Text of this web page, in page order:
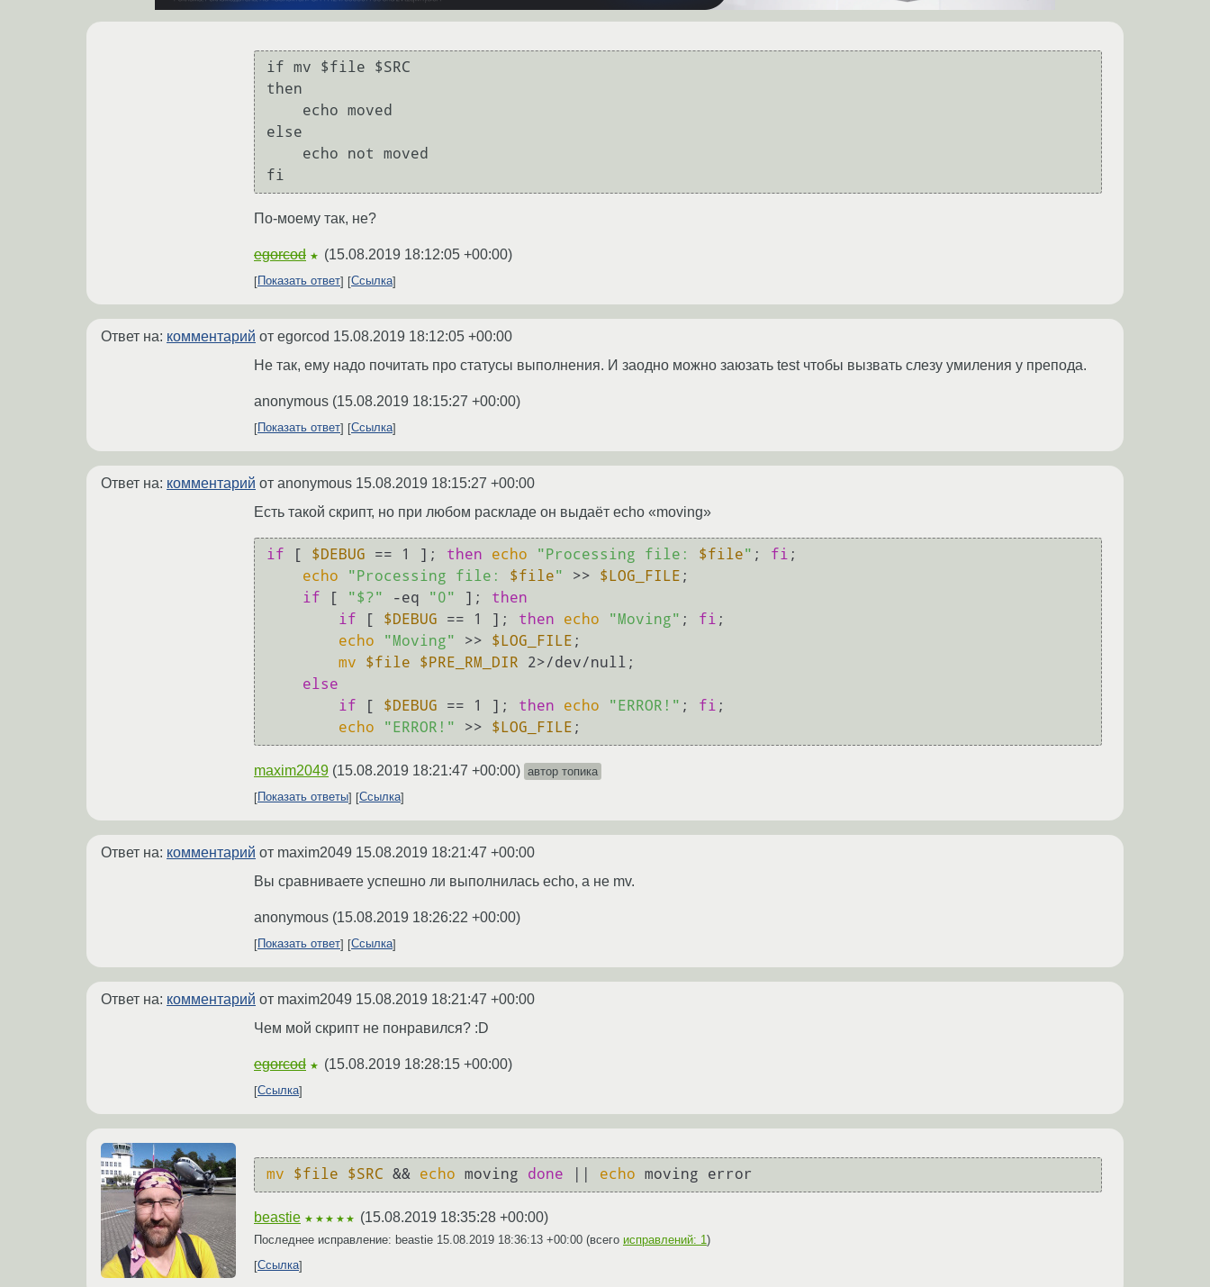
if mv $file $SRC
then
else
По-моему так, не?
egorcod ★ (15.08.2019 18:12:05 +00:00)
Показать ответ Ссылка
Ответ на: комментарий от egorcod 15.08.2019 18:12:05 +00:00
Не так, ему надо почитать про статусы выполнения. И заодно можно заюзать test чтобы вызвать слезу умиления у препода.
anonymous (15.08.2019 18:15:27 +00:00)
Показать ответ Ссылка
Ответ на: комментарий от anonymous 15.08.2019 18:15:27 +00:00
Есть такой скрипт, но при любом раскладе он выдаёт echo «moving»
if [ $DEBUG == 1 ]; then echo "Processing file: $file" ; fi ;
echo
"Processing file: $file" >> $LOG_FILE ;
if [ "$?" -eq "0" ]; then
if [ $DEBUG == 1 ]; then echo "Moving" ; fi ;
echo
"Moving" >> $LOG_FILE ;
mv
$file $PRE_RM_DIR 2>/dev/null;
else
if [ $DEBUG == 1 ]; then echo "ERROR!" ; fi ;
echo
"ERROR!" >> $LOG_FILE
maxim2049 (15.08.2019 18:21:47 +00:00) автор топика
Показать ответы
Ссылка
Ответ на: комментарий от maxim2049 15.08.2019 18:21:47 +00:00
Вы сравниваете успешно ли выполнилась echo, а не mv.
anonymous (15.08.2019 18:26:22 +00:00)
Показать ответ Ссылка
Ответ на: комментарий от maxim2049 15.08.2019 18:21:47 +00:00
Чем мой скрипт не понравился? :D
egorcod ★ (15.08.2019 18:28:15 +00:00)
Ссылка
mv $file $SRC && echo moving done echo
beastie ★★★★★ (15.08.2019 18:35:28 +00:00)
Последнее исправление: beastie 15.08.2019 18:36:13 +00:00 (всего исправлений: 1 )
Ссылка